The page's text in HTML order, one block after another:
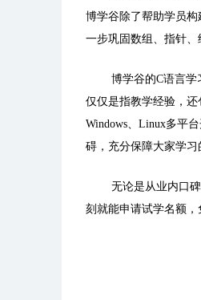
博学谷除了帮助学员
一步巩固数组、指针、
博学谷的C语言学
仅仅是指教学经验，
Windows、 Linux多平
碍，充分保障大家学习
无论是从业内口
刻就能申请试学名额，